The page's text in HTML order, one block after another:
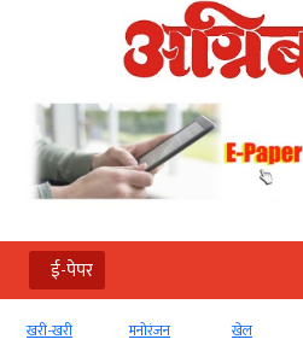
ई-पेपर
खरी-खरी मनोरंजन खेल